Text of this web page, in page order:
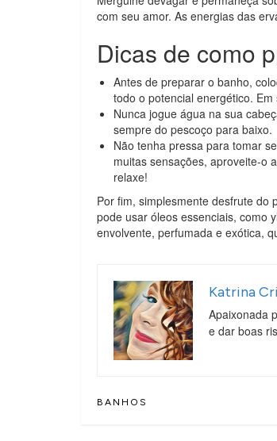
com seu amor. As energias das
Dicas de como
Antes de preparar o banho,
todo o potencial energético.
Nunca jogue água na sua
sempre do pescoço para baixo.
Não tenha pressa para tomar
muitas sensações, aproveite-o
relaxe!
Por fim, simplesmente desfrute do
pode usar óleos essenciais, como
envolvente, perfumada e exótica,
Katrina
Apaixonada
e dar boas
BANHOS